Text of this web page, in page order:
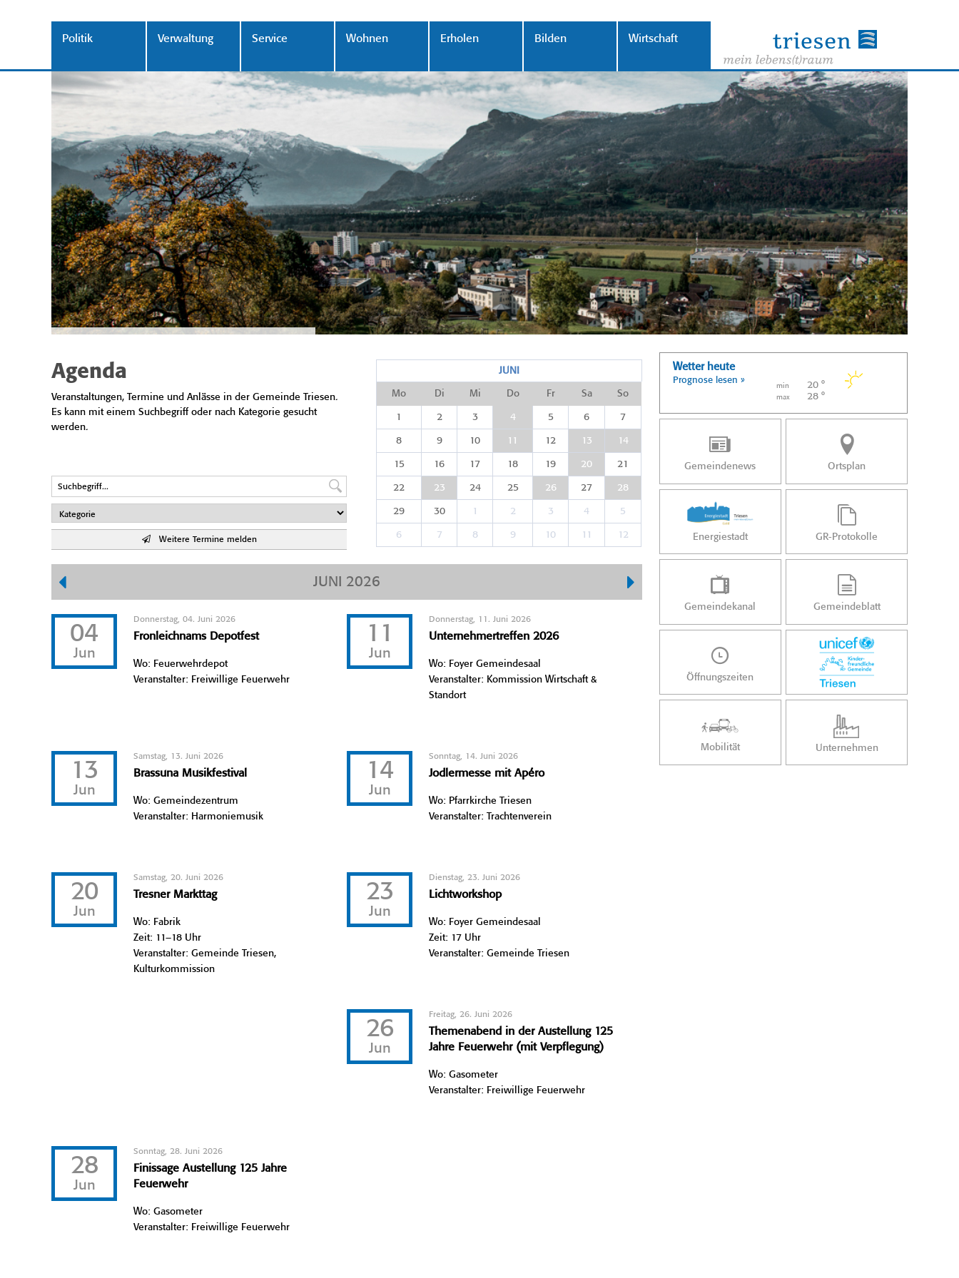
Politik Verwaltung Service Wohnen Erholen Bilden Wirtschaft
Agenda
Veranstaltungen, Termine und Anlässe in der Gemeinde Triesen.
Es kann mit einem Suchbegriff oder nach Kategorie gesucht
werden.
Weitere Termine melden
JUNI
Mo Di Mi Do Fr Sa So
1 2 3 4 5 6 7
8 9 10 11 12 13 14
15 16 17 18 19 20 21
22 23 24 25 26 27 28
29 30 1 2 3 4 5
6 7 8 9 10 11 12
JUNI 2026
04
Jun
Donnerstag, 04. Juni 2026
Fronleichnams Depotfest
Wo: Feuerwehrdepot
Veranstalter: Freiwillige Feuerwehr
11
Jun
Donnerstag, 11. Juni 2026
Unternehmertreffen 2026
Wo: Foyer Gemeindesaal
Veranstalter: Kommission Wirtschaft &
Standort
13
Jun
Samstag, 13. Juni 2026
Brassuna Musikfestival
Wo: Gemeindezentrum
Veranstalter: Harmoniemusik
14
Jun
Sonntag, 14. Juni 2026
Jodlermesse mit Apéro
Wo: Pfarrkirche Triesen
Veranstalter: Trachtenverein
20
Jun
Samstag, 20. Juni 2026
Tresner Markttag
Wo: Fabrik
Zeit: 11–18 Uhr
Veranstalter: Gemeinde Triesen,
Kulturkommission
23
Jun
Dienstag, 23. Juni 2026
Lichtworkshop
Wo: Foyer Gemeindesaal
Zeit: 17 Uhr
Veranstalter: Gemeinde Triesen
26
Jun
Freitag, 26. Juni 2026
Themenabend in der Austellung 125
Jahre Feuerwehr (mit Verpflegung)
Wo: Gasometer
Veranstalter: Freiwillige Feuerwehr
28
Jun
Sonntag, 28. Juni 2026
Finissage Austellung 125 Jahre
Feuerwehr
Wo: Gasometer
Veranstalter: Freiwillige Feuerwehr
Wetter heute
Prognose lesen »
min 20 °
max 28 °
Gemeindenews Ortsplan
Energiestadt GR-Protokolle
Gemeindekanal Gemeindeblatt
Öffnungszeiten
Mobilität Unternehmen